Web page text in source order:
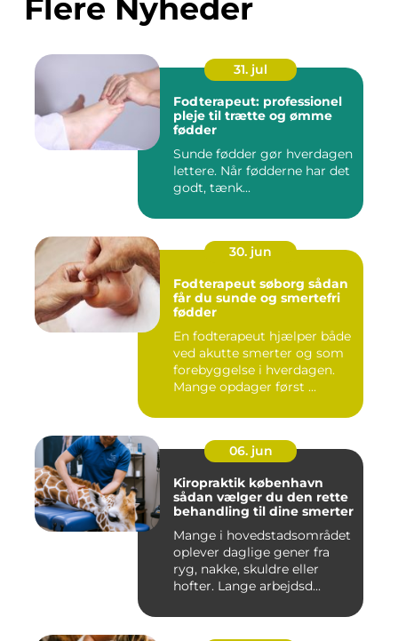
Flere Nyheder
31. jul
Fodterapeut: professionel
pleje til trætte og ømme
fødder
Sunde fødder gør hverdagen
lettere. Når fødderne har det
godt, tænk...
30. jun
Fodterapeut søborg sådan
får du sunde og smertefri
fødder
En fodterapeut hjælper både
ved akutte smerter og som
forebyggelse i hverdagen.
Mange opdager først ...
06. jun
Kiropraktik københavn
sådan vælger du den rette
behandling til dine smerter
Mange i hovedstadsområdet
oplever daglige gener fra
ryg, nakke, skuldre eller
hofter. Lange arbejdsd...